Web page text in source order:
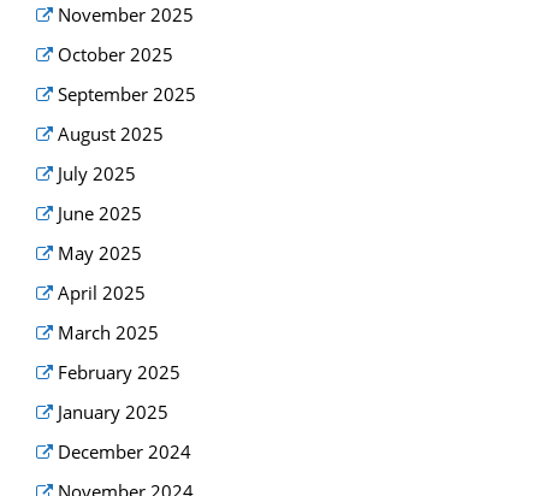
November 2025
October 2025
September 2025
August 2025
July 2025
June 2025
May 2025
April 2025
March 2025
February 2025
January 2025
December 2024